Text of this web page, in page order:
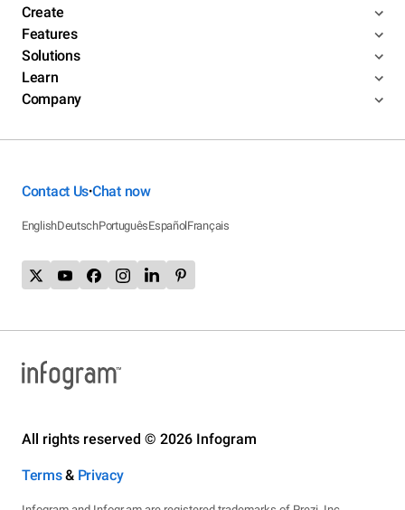
Create
Features
Solutions
Learn
Company
Contact Us•Chat now
EnglishDeutschPortuguêsEspañolFrançais
All rights reserved © 2026 Infogram
Terms& Privacy